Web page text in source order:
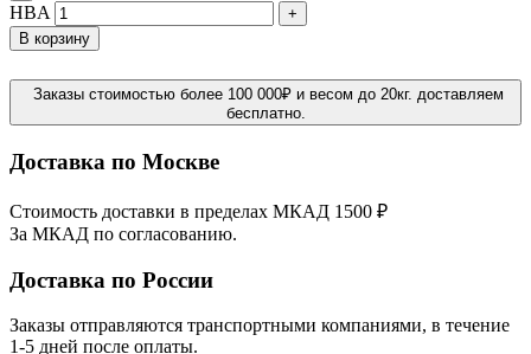
HBA
+
В корзину
Заказы стоимостью более 100 000₽ и весом до 20кг. доставляем
бесплатно.
Доставка по Москве
Стоимость доставки в пределах МКАД 1500 ₽
За МКАД по согласованию.
Доставка по России
Заказы отправляются транспортными компаниями, в течение
1-5 дней после оплаты.